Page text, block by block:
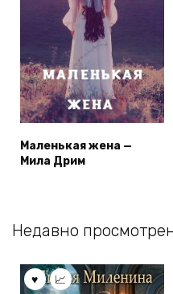
Маленькая жена —
Мила Дрим
Недавно